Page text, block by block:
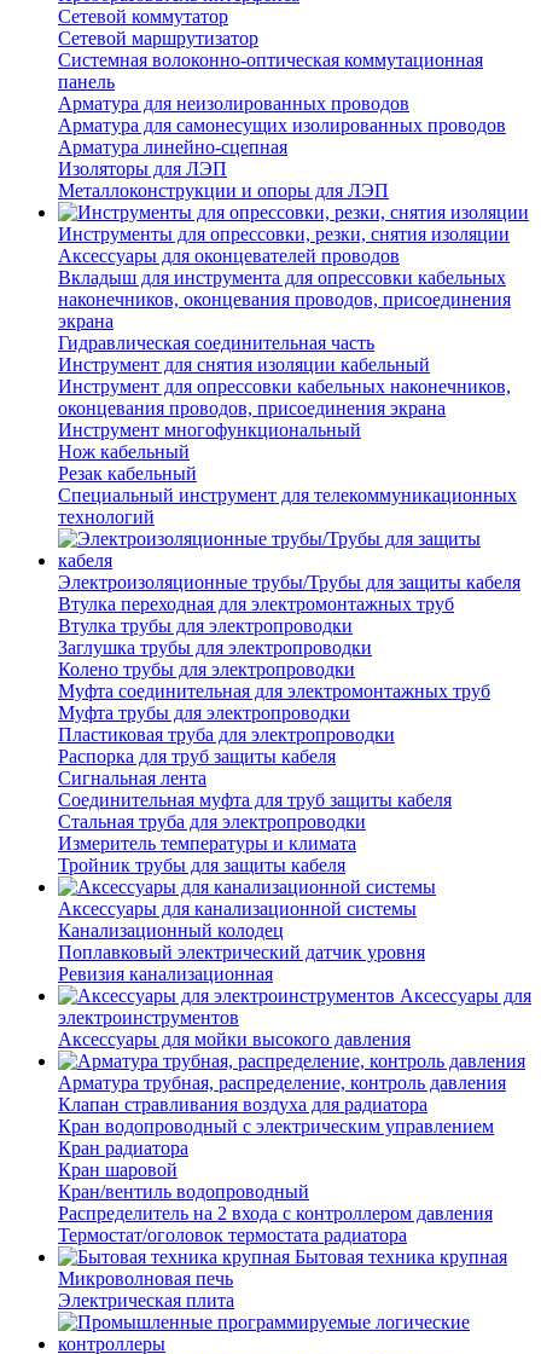
Сетевой коммутатор
Сетевой маршрутизатор
Системная волоконно-оптическая коммутационная
панель
Арматура для неизолированных проводов
Арматура для самонесущих изолированных проводов
Арматура линейно-сцепная
Изоляторы для ЛЭП
Металлоконструкции и опоры для ЛЭП
Инструменты для опрессовки, резки, снятия изоляции
Аксессуары для оконцевателей проводов
Вкладыш для инструмента для опрессовки кабельных
наконечников, оконцевания проводов, присоединения
экрана
Гидравлическая соединительная часть
Инструмент для снятия изоляции кабельный
Инструмент для опрессовки кабельных наконечников,
оконцевания проводов, присоединения экрана
Инструмент многофункциональный
Нож кабельный
Резак кабельный
Специальный инструмент для телекоммуникационных
технологий
Электроизоляционные трубы/Трубы для защиты кабеля
Втулка переходная для электромонтажных труб
Втулка трубы для электропроводки
Заглушка трубы для электропроводки
Колено трубы для электропроводки
Муфта соединительная для электромонтажных труб
Муфта трубы для электропроводки
Пластиковая труба для электропроводки
Распорка для труб защиты кабеля
Сигнальная лента
Соединительная муфта для труб защиты кабеля
Стальная труба для электропроводки
Измеритель температуры и климата
Тройник трубы для защиты кабеля
Аксессуары для канализационной системы
Канализационный колодец
Поплавковый электрический датчик уровня
Ревизия канализационная
Аксессуары для
электроинструментов
Аксессуары для мойки высокого давления
Арматура трубная, распределение, контроль давления
Клапан стравливания воздуха для радиатора
Кран водопроводный с электрическим управлением
Кран радиатора
Кран шаровой
Кран/вентиль водопроводный
Распределитель на 2 входа с контроллером давления
Термостат/оголовок термостата радиатора
Бытовая техника крупная
Микроволновая печь
Электрическая плита